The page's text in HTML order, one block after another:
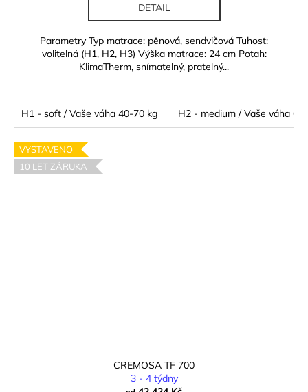
DETAIL
Parametry Typ matrace: pěnová, sendvičová Tuhost:
volitelná (H1, H2, H3) Výška matrace: 24 cm Potah:
KlimaTherm, snímatelný, pratelný...
H1 - soft / Vaše váha 40-70 kg H2 - medium / Vaše váha 60
VYSTAVENO
10 LET ZÁRUKA
CREMOSA TF 700
3 - 4 týdny